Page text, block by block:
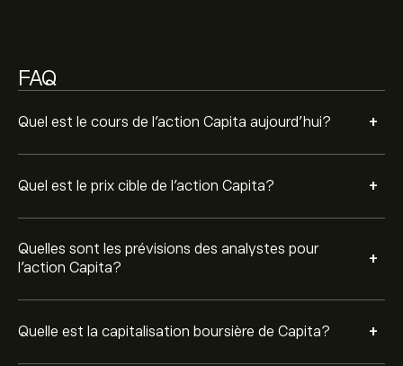
FAQ
Quel est le cours de l'action Capita aujourd'hui? +
Quel est le prix cible de l'action Capita? +
Quelles sont les prévisions des analystes pour
l'action Capita?
+
Quelle est la capitalisation boursière de Capita? +
consensus général est Achat modéré.